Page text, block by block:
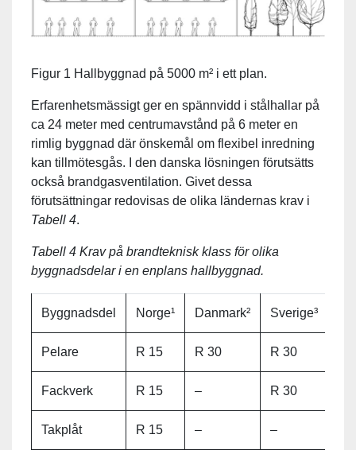
Figur 1 Hallbyggnad på 5000 m² i ett plan.
Erfarenhetsmässigt ger en spännvidd i stålhallar på
ca 24 meter med centrumavstånd på 6 meter en
rimlig byggnad där önskemål om flexibel inredning
kan tillmötesgås. I den danska lösningen förutsätts
också brandgasventilation. Givet dessa
förutsättningar redovisas de olika ländernas krav i
Tabell 4.
Tabell 4 Krav på brandteknisk klass för olika
byggnadsdelar i en enplans hallbyggnad.
Byggnadsdel Norge¹ Danmark² Sverige³
Pelare R 15 R 30 R 30
Fackverk R 15 – R 30
Takplåt R 15 – –